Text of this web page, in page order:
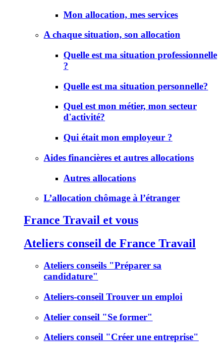
Mon allocation, mes services
A chaque situation, son allocation
Quelle est ma situation professionnelle
?
Quelle est ma situation personnelle?
Quel est mon métier, mon secteur
d'activité?
Qui était mon employeur ?
Aides financières et autres allocations
Autres allocations
L’allocation chômage à l’étranger
France Travail et vous
Ateliers conseil de France Travail
Ateliers conseils "Préparer sa
candidature"
Ateliers-conseil Trouver un emploi
Atelier conseil "Se former"
Ateliers conseil "Créer une entreprise"